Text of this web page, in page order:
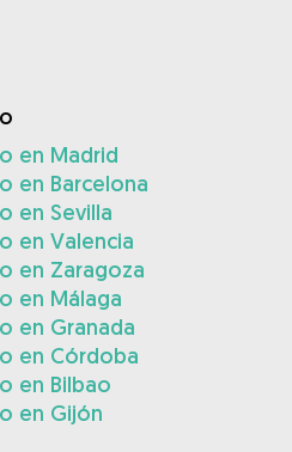
en Madrid
en Barcelona
en Sevilla
en Valencia
en Zaragoza
en Málaga
en Granada
en Córdoba
en Bilbao
en Gijón